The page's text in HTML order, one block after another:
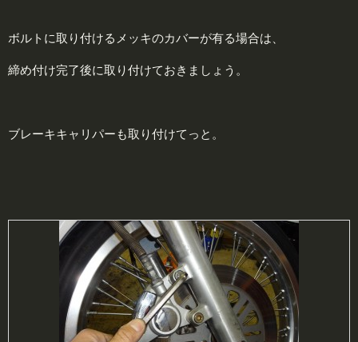
ボルトに取り付けるメッキのカバーが有る場合は、
締め付け完了後に取り付けておきましょう。
ブレーキキャリパーも取り付けてっと。